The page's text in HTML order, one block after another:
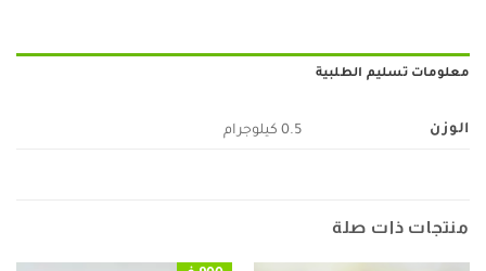
معلومات تسليم الطلبية
الوزن 0.5 كيلوجرام
منتجات ذات صلة